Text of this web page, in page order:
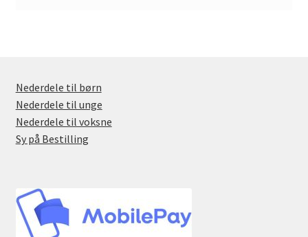
Nederdele til børn
Nederdele til unge
Nederdele til voksne
Sy på Bestilling